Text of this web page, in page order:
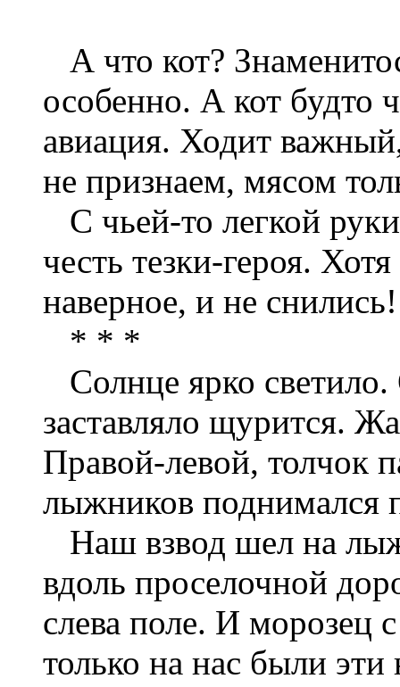
А что кот?
особенно. А кот будто
авиация. Ходит
не признаем, мясом
С чьей-то легкой
честь тезки-героя.
наверное, и не снились!
* * *
Солнце ярко светило.
заставляло щурится.
Правой-левой, толчок
лыжников поднимался
Наш взвод шел на
вдоль проселочной
слева поле. И
только на нас были